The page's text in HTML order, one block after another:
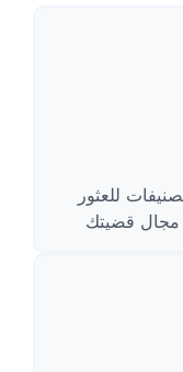
للعثور
مجال قضيتك